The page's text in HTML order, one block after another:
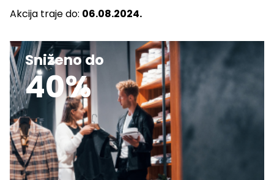
Akcija traje do: 06.08.2024.
Sniženo do
40%